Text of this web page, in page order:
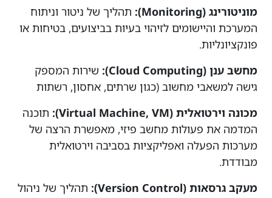
מוניטורינג (Monitoring):
תהליך של ניטור וניתוח
המערכת והיישומים לזיהוי בעיות בביצועים, בטיחות או
פונקציונליות.
מחשב ענן (Cloud Computing):
שירות המספק
גישה למשאבי מחשוב (כגון שרתים, אחסון, רשתות
מכונה וירטואלית (Virtual Machine, VM):
תוכנה
המדמה את פעולות מחשב פיזי, מאפשרת הרצה של
מערכות הפעלה ואפליקציות בסביבה וירטואלית
מבודדת.
מעקב גרסאות (Version Control):
תהליך של ניהול